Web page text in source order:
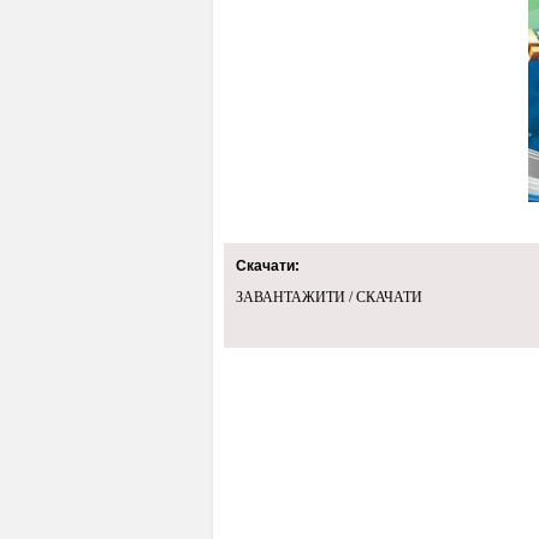
Скачати:
ЗАВАНТАЖИТИ / СКАЧАТИ